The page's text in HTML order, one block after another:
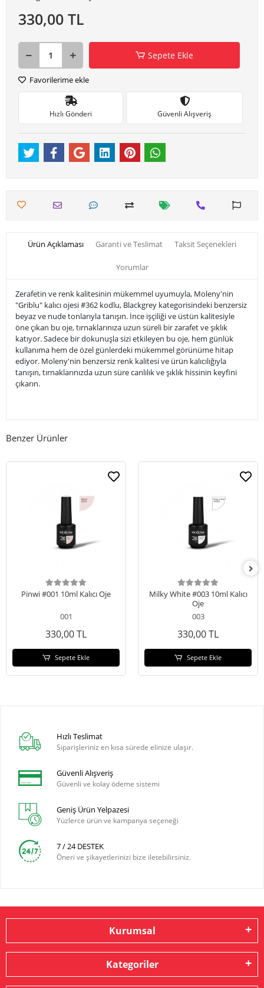
330,00 TL
Sepete Ekle
Favorilerime ekle
Hızlı Gönderi Güvenli Alışveriş
Ürün Açıklaması Garanti ve Teslimat Taksit Seçenekleri
Yorumlar
Zerafetin ve renk kalitesinin mükemmel uyumuyla, Moleny'nin
"Griblu" kalıcı ojesi #362 kodlu, Blackgrey kategorisindeki benzersiz
beyaz ve nude tonlarıyla tanışın. İnce işçiliği ve üstün kalitesiyle
öne çıkan bu oje, tırnaklarınıza uzun süreli bir zarafet ve şıklık
katıyor. Sadece bir dokunuşla sizi etkileyen bu oje, hem günlük
kullanıma hem de özel günlerdeki mükemmel görünüme hitap
ediyor. Moleny'nin benzersiz renk kalitesi ve ürün kalıcılığıyla
tanışın, tırnaklarınızda uzun süre canlılık ve şıklık hissinin keyfini
çıkarın.
Benzer Ürünler
Pinwi #001 10ml Kalıcı Oje
001
330,00 TL
Sepete Ekle
Milky White #003 10ml Kalıcı
Oje
003
330,00 TL
Sepete Ekle
Hızlı Teslimat
Siparişleriniz en kısa sürede elinize ulaşır.
Güvenli Alışveriş
Güvenli ve kolay ödeme sistemi
Geniş Ürün Yelpazesi
Yüzlerce ürün ve kampanya seçeneği
7 / 24 DESTEK
Öneri ve şikayetlerinizi bize iletebilirsiniz.
Kurumsal
Kategoriler